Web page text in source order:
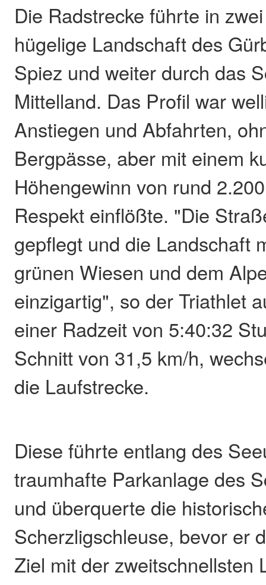
Die Radstrecke führte in
hügelige Landschaft des
Spiez und weiter durch das
Mittelland. Das Profil war
Anstiegen und Abfahrten,
Bergpässe, aber mit einem
Höhengewinn von rund
Respekt einflößte. "Die
gepflegt und die Landschaft
grünen Wiesen und dem
einzigartig", so der Triathlet
einer Radzeit von 5:40:32
Schnitt von 31,5 km/h,
die Laufstrecke.
Diese führte entlang des
traumhafte Parkanlage des
und überquerte die
Scherzligschleuse, bevor er
Ziel mit der zweitschnellsten